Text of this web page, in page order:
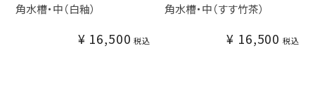
角水槽・中（白釉）
¥ 16,500 税込
角水槽・中（すす竹茶）
¥ 16,500 税込